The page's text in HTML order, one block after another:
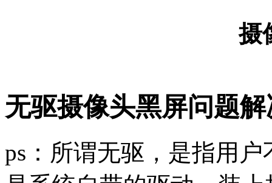
摄
无驱摄像头黑屏问题
ps：所谓无驱，是指用